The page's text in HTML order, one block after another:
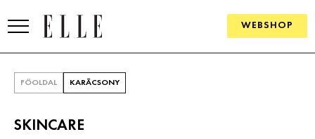
WEBSHOP
FŐOLDAL KARÁCSONY
SKINCARE